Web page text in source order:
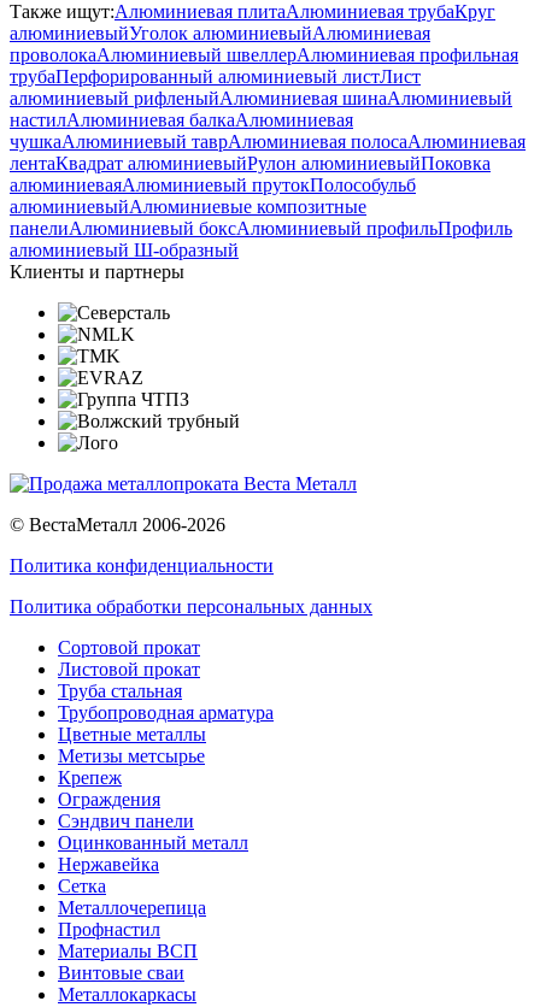
Также ищут:Алюминиевая плитаАлюминиевая трубаКруг
алюминиевыйУголок алюминиевыйАлюминиевая
проволокаАлюминиевый швеллерАлюминиевая профильная
трубаПерфорированный алюминиевый листЛист
алюминиевый рифленыйАлюминиевая шинаАлюминиевый
настилАлюминиевая балкаАлюминиевая
чушкаАлюминиевый таврАлюминиевая полосаАлюминиевая
лентаКвадрат алюминиевыйРулон алюминиевыйПоковка
алюминиеваяАлюминиевый прутокПолособульб
алюминиевыйАлюминиевые композитные
панелиАлюминиевый боксАлюминиевый профильПрофиль
алюминиевый Ш-образный
Клиенты и партнеры
© ВестаМеталл 2006-2026
Политика конфиденциальности
Политика обработки персональных данных
Сортовой прокат
Листовой прокат
Труба стальная
Трубопроводная арматура
Цветные металлы
Метизы метсырье
Крепеж
Ограждения
Сэндвич панели
Оцинкованный металл
Нержавейка
Сетка
Металлочерепица
Профнастил
Материалы ВСП
Винтовые сваи
Металлокаркасы